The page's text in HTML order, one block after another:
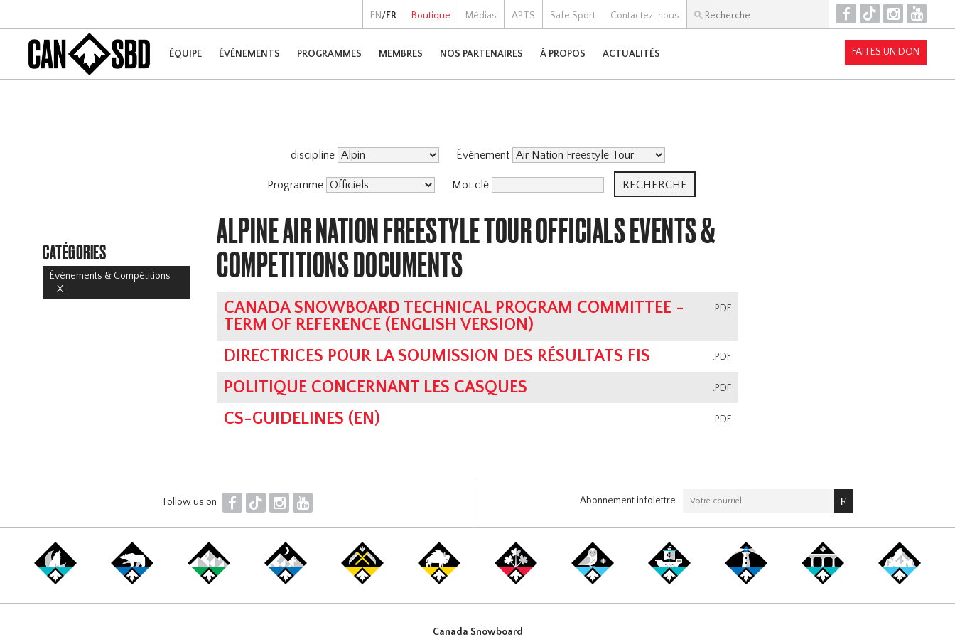
EN/FR Boutique Médias APTS Safe Sport Contactez-nous F T I Y
ÉQUIPE ÉVÉNEMENTS PROGRAMMES MEMBRES NOS PARTENAIRES À PROPOS ACTUALITÉS FAITES UN DON
CATÉGORIES
Événements & Compétitions
X
discipline Événement
Programme Mot clé
ALPINE AIR NATION FREESTYLE TOUR OFFICIALS EVENTS &
COMPETITIONS DOCUMENTS
.PDF
CANADA SNOWBOARD TECHNICAL PROGRAM COMMITTEE -
TERM OF REFERENCE (ENGLISH VERSION)
.PDF
DIRECTRICES POUR LA SOUMISSION DES RÉSULTATS FIS
.PDF
POLITIQUE CONCERNANT LES CASQUES
.PDF
CS-GUIDELINES (EN)
Follow us on F T I Y Abonnement infolettre
Canada Snowboard